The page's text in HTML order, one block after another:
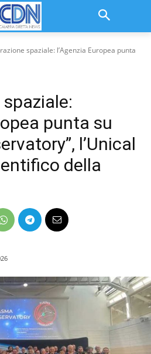
spaziale: l’Agenzia Europea punta
punta su
l’Unical
della